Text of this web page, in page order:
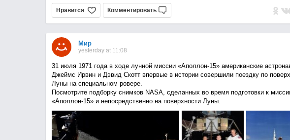
Нравится Комментировать
Мир
yesterday at 11:08
31 июля 1971 года в ходе лунной миссии «Аполлон-15» американские
Джеймс Ирвин и Дэвид Скотт впервые в истории совершили поездку по
Луны на специальном ровере.
Посмотрите подборку снимков NASA, сделанных во время подготовки к
«Аполлон-15» и непосредственно на поверхности Луны.